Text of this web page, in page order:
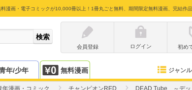
料漫画・電子コミックが10,000冊以上！1冊丸ごと無料、期間限定無料漫画、完結作
会員登録
ログイン 初め
年/少年 無料漫画 ジャンル
年漫画・コミック チャンピオンRED DEAD Tube ～デッ